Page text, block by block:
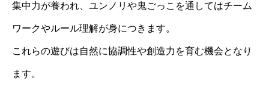
集中力が養われ、ユンノリや鬼ごっこを通してはチーム
ワークやルール理解が身につきます。
これらの遊びは自然に協調性や創造力を育む機会となり
ます。